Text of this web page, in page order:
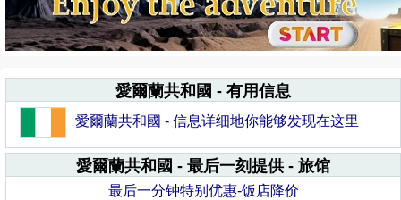
愛爾蘭共和國 - 有用信息
愛爾蘭共和國 - 信息详细地你能够发现在这里
愛爾蘭共和國 - 最后一刻提供 - 旅馆
最后一分钟特别优惠-饭店降价